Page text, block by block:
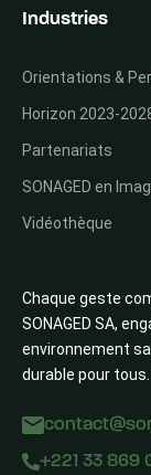
Chaque geste
SONAGED SA,
environnement
durable pour tous.
+221 33 869
Industries
Orientations &
Horizon 2023-
Partenariats
SONAGED en
Vidéothèque